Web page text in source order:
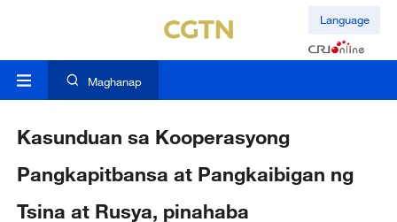
Language
Maghanap
Kasunduan sa Kooperasyong
Pangkapitbansa at Pangkaibigan ng
Tsina at Rusya, pinahaba